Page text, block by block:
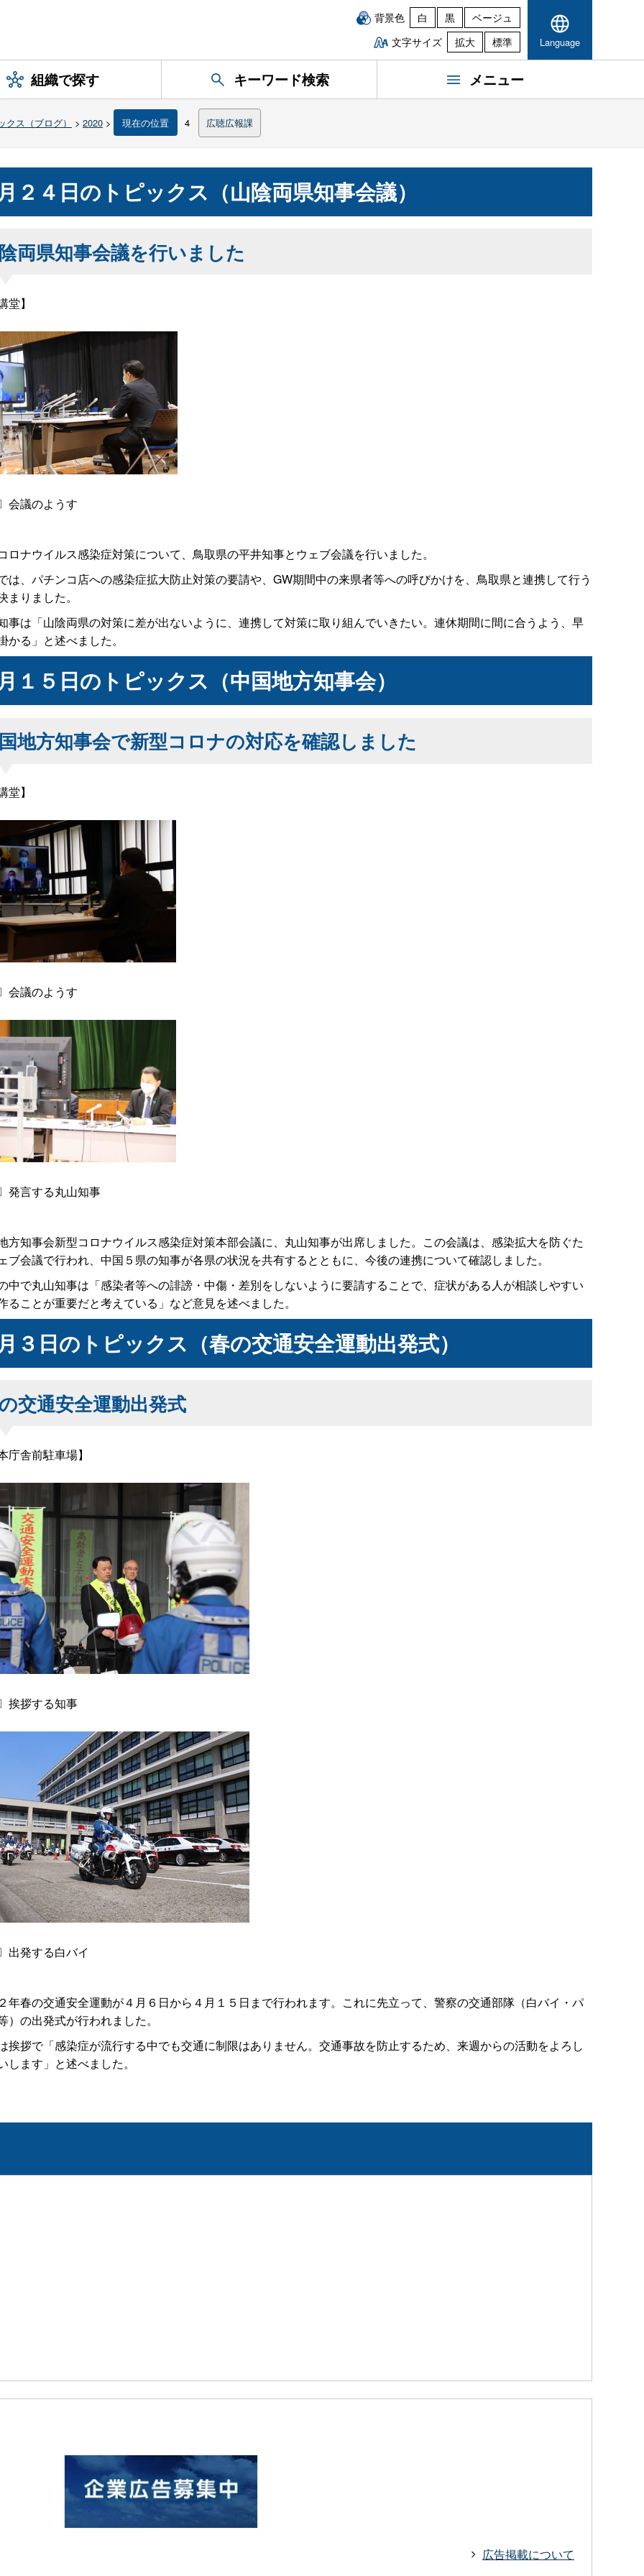
背景色 白 黒
ベージュ
文字サイズ
拡大 標準 Language
組織で探す キーワード検索 メニュー
クス（ブログ） > 2020 > 現在の位置 4 広聴広報課
２４日のトピックス（山陰両県知事会議）
両県知事会議を行いました
堂】
会議のようす
ナウイルス感染症対策について、鳥取県の平井知事とウェブ会議を行いました。
、パチンコ店への感染症拡大防止対策の要請や、GW期間中の来県者等への呼びかけを、鳥取県と連携して行う
まりました。
は「山陰両県の対策に差が出ないように、連携して対策に取り組んでいきたい。連休期間に間に合うよう、早
かる」と述べました。
１５日のトピックス（中国地方知事会）
地方知事会で新型コロナの対応を確認しました
堂】
会議のようす
発言する丸山知事
知事会新型コロナウイルス感染症対策本部会議に、丸山知事が出席しました。この会議は、感染拡大を防ぐた
ブ会議で行われ、中国５県の知事が各県の状況を共有するとともに、今後の連携について確認しました。
で丸山知事は「感染者等への誹謗・中傷・差別をしないように要請することで、症状がある人が相談しやすい
ることが重要だと考えている」など意見を述べました。
３日のトピックス（春の交通安全運動出発式）
交通安全運動出発式
庁舎前駐車場】
挨拶する知事
出発する白バイ
春の交通安全運動が４月６日から４月１５日まで行われます。これに先立って、警察の交通部隊（白バイ・パ
）の出発式が行われました。
拶で「感染症が流行する中でも交通に制限はありません。交通事故を防止するため、来週からの活動をよろし
します」と述べました。
広告掲載について